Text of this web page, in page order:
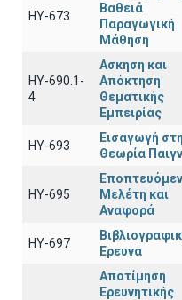
ΗΥ-673
Βαθειά
Παραγωγική
Μάθηση
ΗΥ-690.1-
4
Ασκηση και
Απόκτηση
Θεματικής
Εμπειρίας
ΗΥ-693
Εισαγωγή στη
Θεωρία
ΗΥ-695
Μελέτη και
Αναφορά
ΗΥ-697
Ερευνα
Αποτίμηση
Ερευνητικής